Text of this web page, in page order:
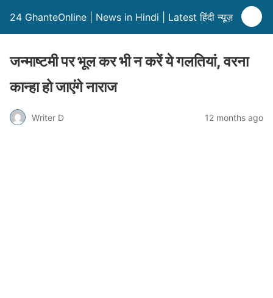
24 GhanteOnline | News in Hindi | Latest हिंदी न्यूज़
जन्माष्टमी पर भूल कर भी न करें ये गलतियां, वरना
कान्हा हो जाएंगे नाराज
Writer D 12 months ago